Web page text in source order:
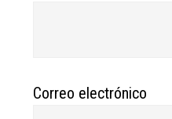
Correo electrónico